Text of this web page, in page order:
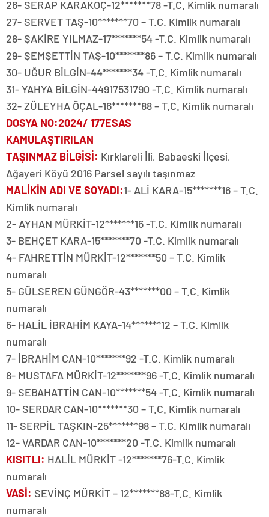
26- SERAP KARAKOÇ-12*******78 -T.C. Kimlik numaralı
27- SERVET TAŞ-10*******70 – T.C. Kimlik numaralı
28- ŞAKİRE YILMAZ-17*******54 -T.C. Kimlik numaralı
29- ŞEMŞETTİN TAŞ-10*******86 – T.C. Kimlik numaralı
30- UĞUR BİLGİN-44*******34 -T.C. Kimlik numaralı
31- YAHYA BİLGİN-44917531790 -T.C. Kimlik numaralı
32- ZÜLEYHA ÖÇAL-16*******88 – T.C. Kimlik numaralı
DOSYA NO:2024/ 177ESAS
KAMULAŞTIRILAN
TAŞINMAZ BİLGİSİ: Kırklareli İli, Babaeski İlçesi,
Ağayeri Köyü 2016 Parsel sayılı taşınmaz
MALİKİN ADI VE SOYADI:1- ALİ KARA-15*******16 – T.C.
Kimlik numaralı
2- AYHAN MÜRKİT-12*******16 -T.C. Kimlik numaralı
3- BEHÇET KARA-15*******70 -T.C. Kimlik numaralı
4- FAHRETTİN MÜRKİT-12*******50 – T.C. Kimlik
numaralı
5- GÜLSEREN GÜNGÖR-43*******00 – T.C. Kimlik
numaralı
6- HALİL İBRAHİM KAYA-14*******12 – T.C. Kimlik
numaralı
7- İBRAHİM CAN-10*******92 -T.C. Kimlik numaralı
8- MUSTAFA MÜRKİT-12*******96 -T.C. Kimlik numaralı
9- SEBAHATTİN CAN-10*******54 -T.C. Kimlik numaralı
10- SERDAR CAN-10*******30 – T.C. Kimlik numaralı
11- SERPİL TAŞKIN-25*******98 – T.C. Kimlik numaralı
12- VARDAR CAN-10*******20 -T.C. Kimlik numaralı
KISITLI: HALİL MÜRKİT -12*******76-T.C. Kimlik
numaralı
VASİ: SEVİNÇ MÜRKİT – 12*******88-T.C. Kimlik
numaralı